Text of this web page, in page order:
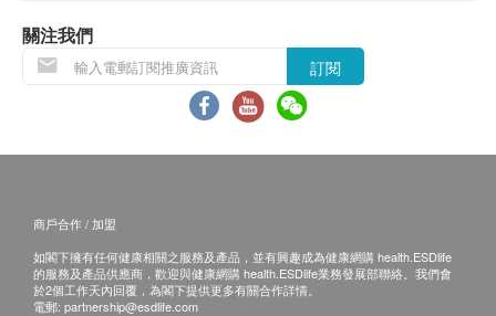
有限公司
下。
產品保養只適用於香港。
法馳歐（香港）有限公司不負責任何由於產品損壞
而招致直接或間接之損失。
關注我們
訂閱
商戶合作 / 加盟
如閣下擁有任何健康相關之服務及產品，並有興趣成為健康網購 health.ESDlife
的服務及產品供應商，歡迎與健康網購 health.ESDlife業務發展部聯絡。我們會
於2個工作天內回覆，為閣下提供更多有關合作詳情。
電郵: partnership@esdlife.com